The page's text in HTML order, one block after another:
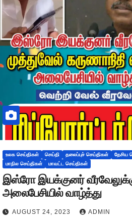
உலக செய்திகள் செய்தி தலைப்புச் செய்திகள்
தேசிய
மாநில செய்திகள்
மாவட்ட செய்திகள்
இஸ்ரோ இயக்குனர்
அலைபேசியில் வாழ்த்து
AUGUST 24, 2023 ADMIN